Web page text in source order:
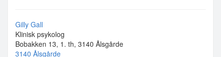
Gilly Gall
Klinisk psykolog
Bobakken 13, 1. th, 3140 Ålsgårde
3140 Ålsgårde